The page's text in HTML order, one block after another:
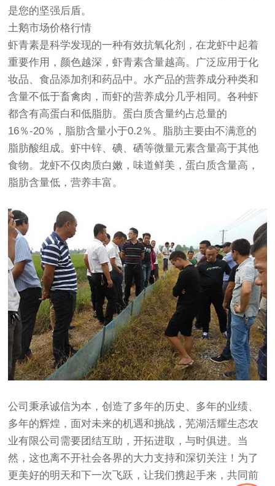
是您的坚强后盾。
土鹅市场价格行情
虾青素是科学发现的一种有效抗氧化剂，在龙虾中起着
重要作用，颜色越深，虾青素含量越高。广泛应用于化
妆品、食品添加剂和药品中。水产品的营养成分种类和
含量不低于畜禽肉，而虾的营养成分几乎相同。各种虾
都含有高蛋白和低脂肪。蛋白质含量约占总量的
16％-20％，脂肪含量小于0.2％。脂肪主要由不满意的
脂肪酸组成。虾中锌、碘、硒等微量元素含量高于其他
食物。龙虾不仅肉质白嫩，味道鲜美，蛋白质含量高，
脂肪含量低，营养丰富。
公司秉承诚信为本，创造了多年的历史、多年的业绩、
多年的辉煌，面对未来的机遇和挑战，芜湖活耀生态农
业有限公司需要团结互助，开拓进取，与时俱进。当
然，这也离不开社会各界的大力支持和深切关注！为了
更美好的明天和下一次飞跃，让我们携起手来，共同前